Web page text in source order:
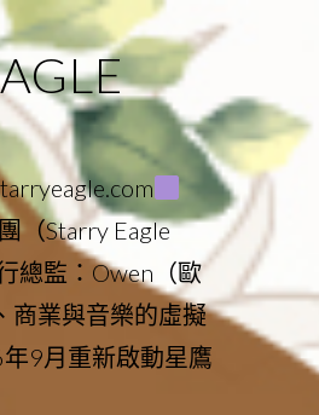
（Starry Eagle
總監：Owen（歐
商業與音樂的虛擬
9月重新啟動星鷹